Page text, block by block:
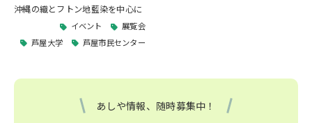
沖縄の織とフトン地藍染を中心に
イベント
展覧会
芦屋大学
芦屋市民センター
あしや情報、随時募集中！